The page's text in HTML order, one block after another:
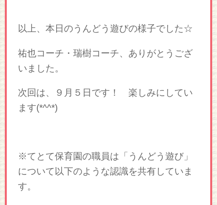
以上、本日のうんどう遊びの様子でした☆
祐也コーチ・瑞樹コーチ、ありがとうござ
いました。
次回は、９月５日です！ 楽しみにしてい
ます(*^^*)
※てとて保育園の職員は「うんどう遊び」
について以下のような認識を共有していま
す。